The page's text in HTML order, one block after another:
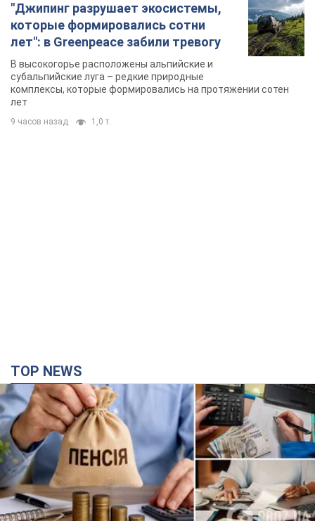
"Джипинг разрушает экосистемы,
которые формировались сотни
лет": в Greenpeace забили тревогу
В высокогорье расположены альпийские и
субальпийские луга – редкие природные
комплексы, которые формировались на протяжении сотен
лет
9 часов назад 1,0 т.
TOP NEWS